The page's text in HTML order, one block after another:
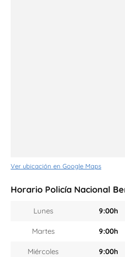
Ver ubicación en Google Maps
Horario Policía Nacional
Lunes 9:00h
Martes 9:00h
Miércoles 9:00h